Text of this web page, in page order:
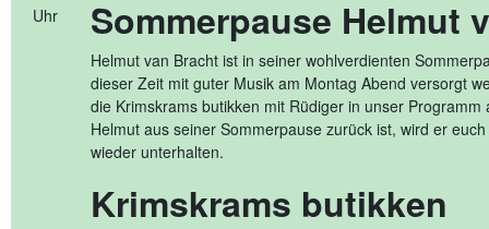
Uhr
Sommerpause Helmut
Helmut van Bracht ist in seiner wohlverdienten
dieser Zeit mit guter Musik am Montag Abend versorgt
die Krimskrams butikken mit Rüdiger in unser Programm
Helmut aus seiner Sommerpause zurück ist, wird er
wieder unterhalten.
Krimskrams butikken